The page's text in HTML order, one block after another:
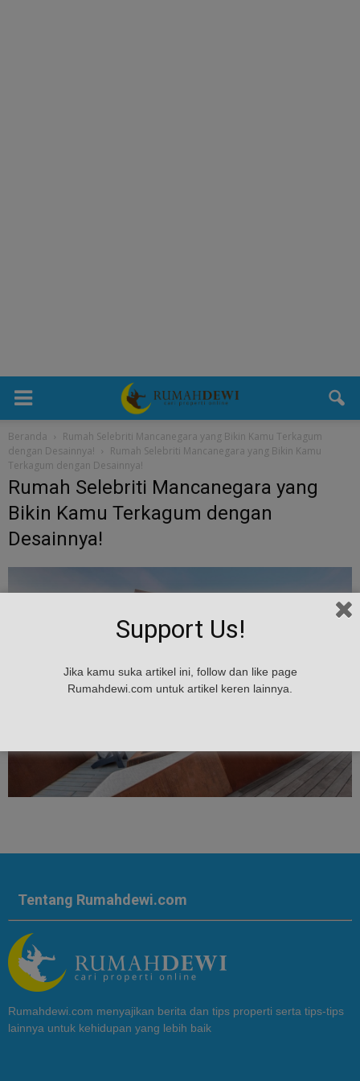
Beranda
Rumah Selebriti Mancanegara yang Bikin Kamu Terkagum
dengan Desainnya!
Rumah Selebriti Mancanegara yang Bikin Kamu
Terkagum dengan Desainnya!
Rumah Selebriti Mancanegara yang
Bikin Kamu Terkagum dengan
Desainnya!
Tentang Rumahdewi.com
Rumahdewi.com menyajikan berita dan tips properti serta tips-tips
lainnya untuk kehidupan yang lebih baik
Support Us!
Jika kamu suka artikel ini, follow dan like page
Rumahdewi.com untuk artikel keren lainnya.